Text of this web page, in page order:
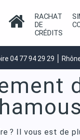
RACHAT
DE
CRÉDITS
04 77 94 29 29 |
? Il vous est de